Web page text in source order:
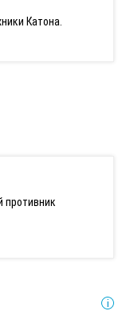
Катона.
противник